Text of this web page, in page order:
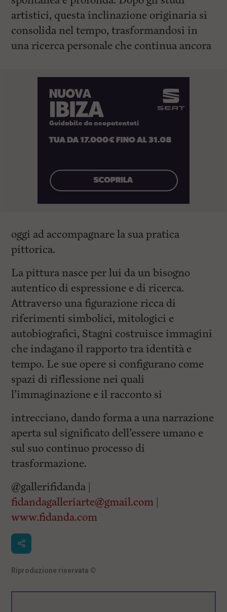
artistici, questa inclinazione originaria si
consolida nel tempo, trasformandosi in
una ricerca personale che continua ancora
oggi ad accompagnare la sua pratica
pittorica.
La pittura nasce per lui da un bisogno
autentico di espressione e di ricerca.
Attraverso una figurazione ricca di
riferimenti simbolici, mitologici e
autobiografici, Stagni costruisce immagini
che indagano il rapporto tra identità e
tempo. Le sue opere si configurano come
spazi di riflessione nei quali
l’immaginazione e il racconto si
intrecciano, dando forma a una narrazione
aperta sul significato dell’essere umano e
sul suo continuo processo di
trasformazione.
@gallerifidanda |
fidandagalleriarte@gmail.com |
www.fidanda.com
Riproduzione riservata ©